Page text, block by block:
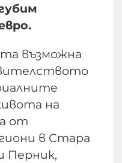
възможна
на
от
в Стара
Перник,